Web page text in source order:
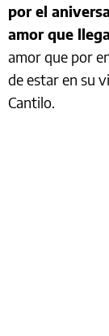
por el
amor que
amor que por
de estar en su
Cantilo.